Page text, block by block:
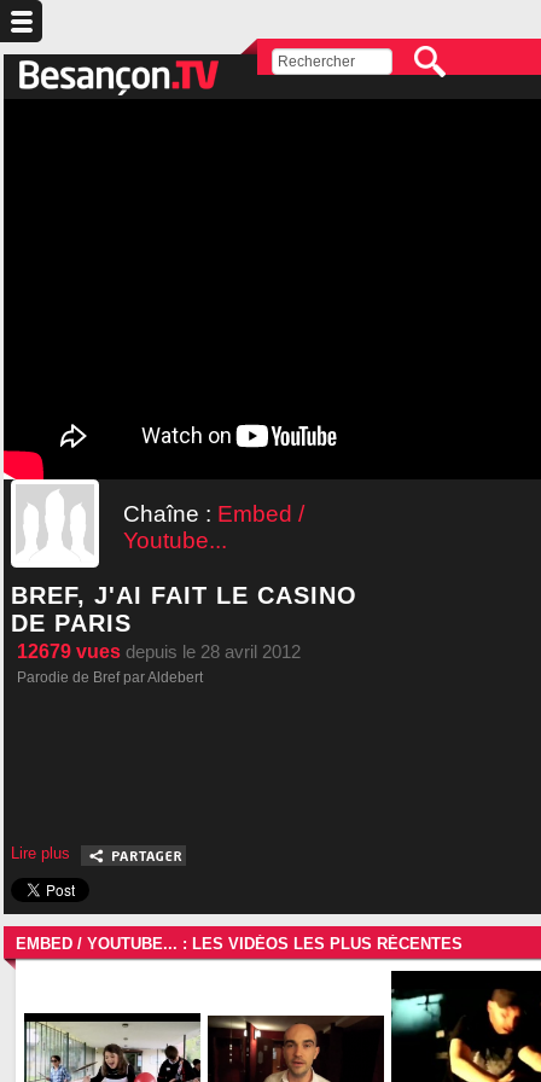
Chaîne : Embed /
Youtube...
BREF, J'AI FAIT LE CASINO
DE PARIS
12679 vues depuis le 28 avril 2012
Parodie de Bref par Aldebert
Lire plus
EMBED / YOUTUBE... : LES VIDÉOS LES PLUS RÉCENTES